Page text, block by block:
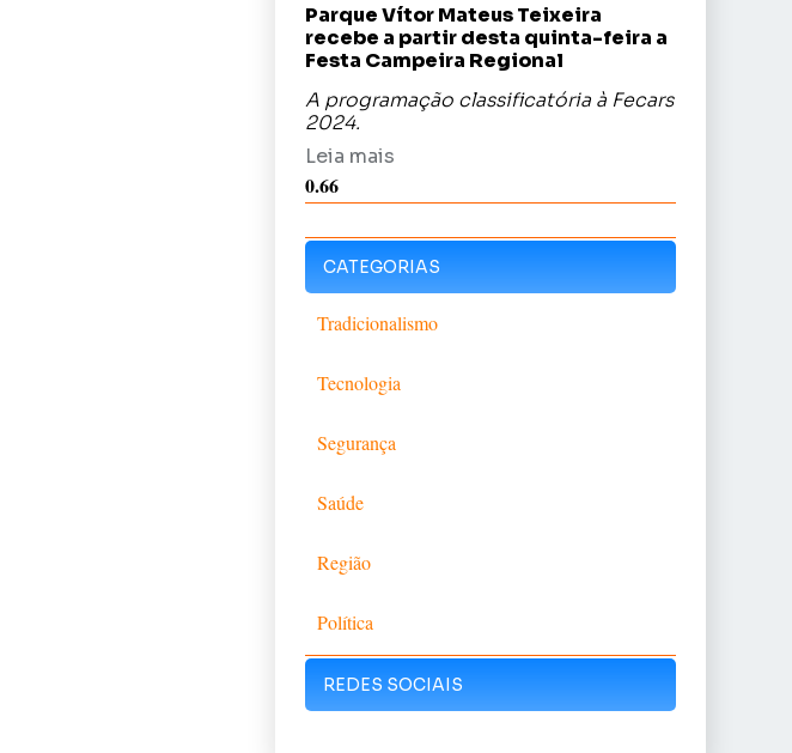
Parque Vítor Mateus Teixeira
recebe a partir desta quinta-feira a
Festa Campeira Regional
A programação classificatória à Fecars
2024.
Leia mais
CATEGORIAS
Tradicionalismo
Tecnologia
Segurança
Saúde
Região
Política
REDES SOCIAIS